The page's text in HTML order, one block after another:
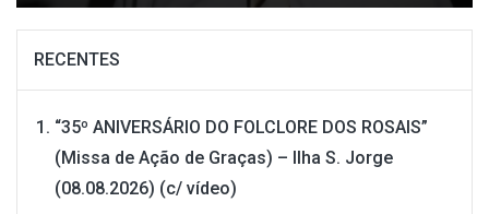
RECENTES
“35º ANIVERSÁRIO DO FOLCLORE DOS ROSAIS”
(Missa de Ação de Graças) – Ilha S. Jorge
(08.08.2026) (c/ vídeo)